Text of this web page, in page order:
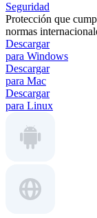
Seguridad
Protección que
normas
Descargar
para Windows
Descargar
para Mac
Descargar
para Linux